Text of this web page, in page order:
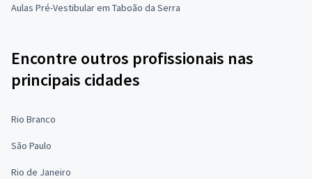
Aulas Pré-Vestibular em Taboão da Serra
Encontre outros profissionais nas
principais cidades
Rio Branco
São Paulo
Rio de Janeiro